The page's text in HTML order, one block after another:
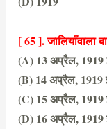
[ 65 ]. जालियाँवाला
(A) 13 अप्रैल, 1919
(B) 14 अप्रैल, 1919
(C) 15 अप्रैल, 1919
(D) 16 अप्रैल, 1919